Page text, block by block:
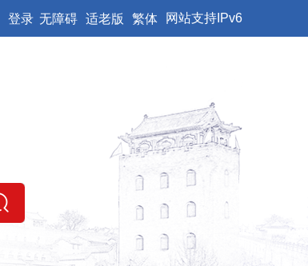
登录 无障碍 适老版 繁体 网站支持IPv6